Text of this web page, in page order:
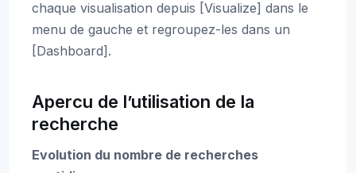
chaque visualisation depuis [Visualize] dans le
menu de gauche et regroupez-les dans un
[Dashboard].
Apercu de l’utilisation de la
recherche
Evolution du nombre de recherches